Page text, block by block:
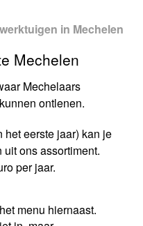
in Mechelen
Mechelen
Mechelaars
ontlenen.
het eerste jaar) kan je
ons assortiment.
per jaar.
menu hiernaast.